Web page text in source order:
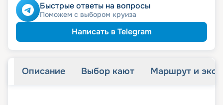
Быстрые ответы на вопросы
Поможем с выбором круиза
Написать в Telegram
Описание Выбор кают Маршрут и